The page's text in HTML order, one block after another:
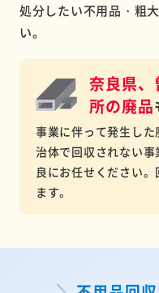
処分したい不用品・粗
い。
奈良県、
所の廃品
事業に伴って発生し
治体で回収されない
良にお任せください
ます。